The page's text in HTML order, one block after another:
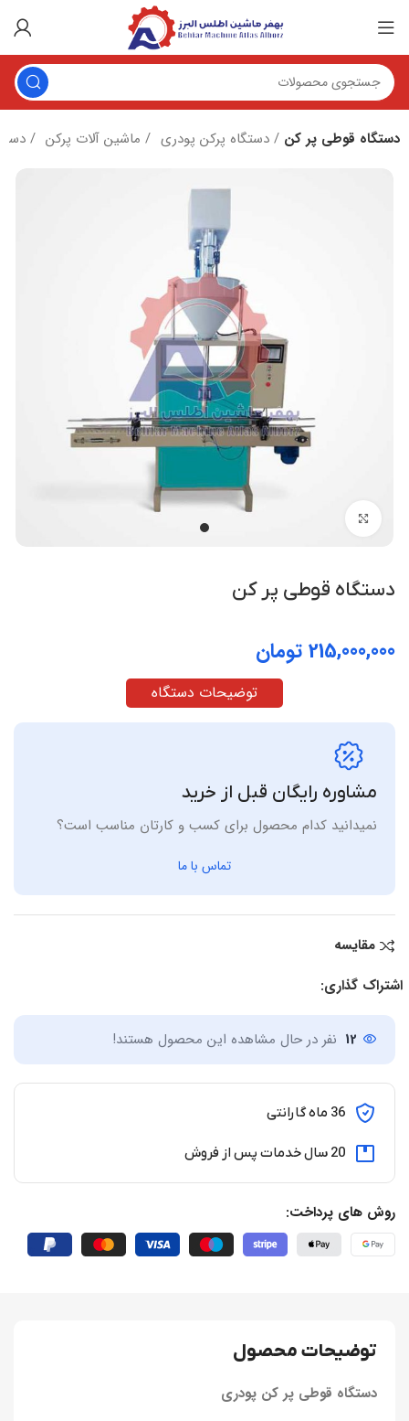
دستگاه بسته بندی دستگاه پرکن پودری دستگاه قوطی پر کن
دستگاه قوطی پر کن
تومان
توضیحات دستگاه
مشاوره رایگان قبل از خرید
نمیدانید کدام محصول برای کسب و کارتان مناسب است؟
تماس با ما
مقایسه
اشتراک گذاری:
12 نفر در حال مشاهده این محصول هستند!
36 ماه گارانتی
20 سال خدمات پس از فروش
روش های پرداخت:
توضیحات محصول
دستگاه قوطی پر کن پودری